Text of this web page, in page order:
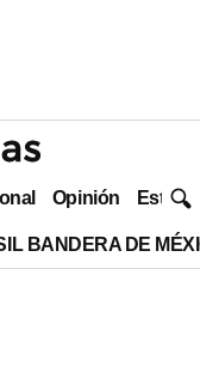
Opinión Estilo
BANDERA DE